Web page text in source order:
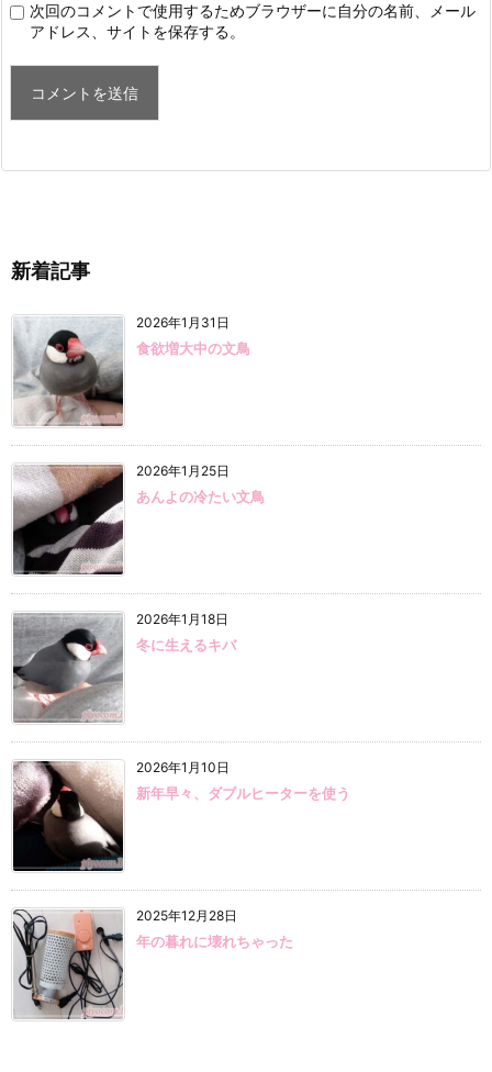
次回のコメントで使用するためブラウザーに自分の名前、メール
アドレス、サイトを保存する。
新着記事
2026年1月31日
食欲増大中の文鳥
2026年1月25日
あんよの冷たい文鳥
2026年1月18日
冬に生えるキバ
2026年1月10日
新年早々、ダブルヒーターを使う
2025年12月28日
年の暮れに壊れちゃった